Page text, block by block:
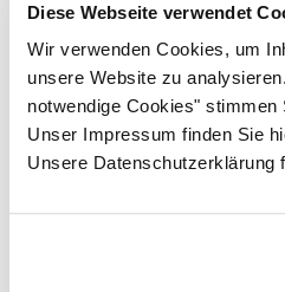
Diese Webseite verwendet
Wir verwenden Cookies, um
unsere Website zu
notwendige Cookies"
Unser Impressum finden Sie
Unsere Datenschutzerklärung